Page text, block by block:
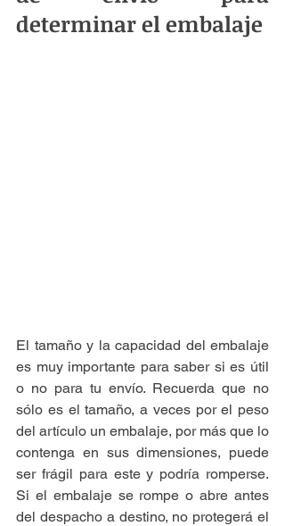
determinar el embalaje
El tamaño y la capacidad del embalaje
es muy importante para saber si es útil
o no para tu envío. Recuerda que no
sólo es el tamaño, a veces por el peso
del artículo un embalaje, por más que lo
contenga en sus dimensiones, puede
ser frágil para este y podría romperse.
Si el embalaje se rompe o abre antes
del despacho a destino, no protegerá el